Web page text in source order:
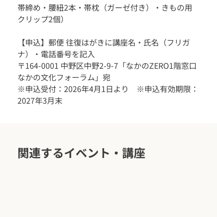
帯締め・腰紐2本・帯枕（ガーゼ付き）・きもの用
クリップ2個）
【申込】郵便 往復はがきに講座名・氏名（フリガ
ナ）・電話番号を記入
〒164-0001 中野区中野2-9-7「なかのZERO1階窓口
なかの文化フォーラム」宛
※申込受付：2026年4月1日より　※申込有効期限：
2027年3月末
関連するイベント・講座